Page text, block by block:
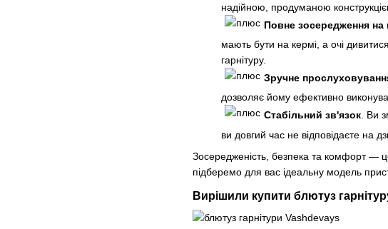
надійною, продуманою
Повне зосередження на
мають бути на кермі, а очі
гарнітуру.
Зручне
дозволяє йому ефективно
Стабільний зв'язок. Ви
ви довгий час не відповідаєте на
Зосередженість, безпека та комфорт —
підберемо для вас ідеальну модель
Вирішили купити блютуз